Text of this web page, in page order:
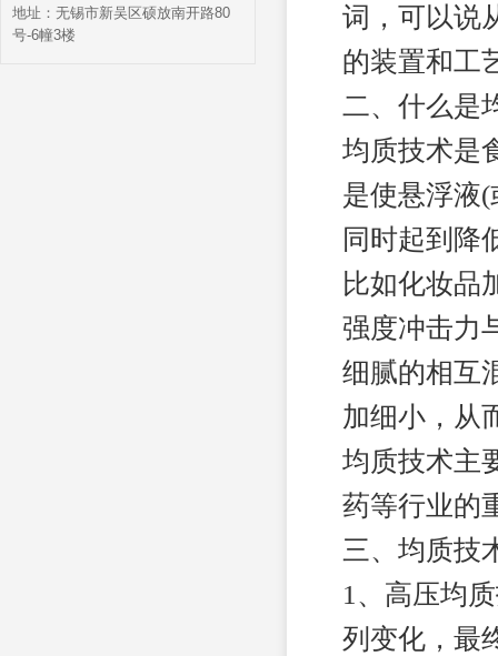
地址：无锡市新吴区硕放南开路80
号-6幢3楼
词，可以说
的装置和工
二、什么是
均质技术是
是使悬浮液
同时起到降
比如化妆品
强度冲击力
细腻的相互
加细小，从
均质技术主
药等行业的
三、均质技
1、高压均
列变化，最